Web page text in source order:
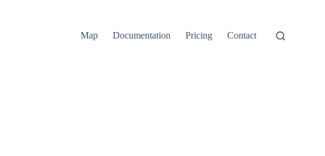
Map Documentation Pricing Contact